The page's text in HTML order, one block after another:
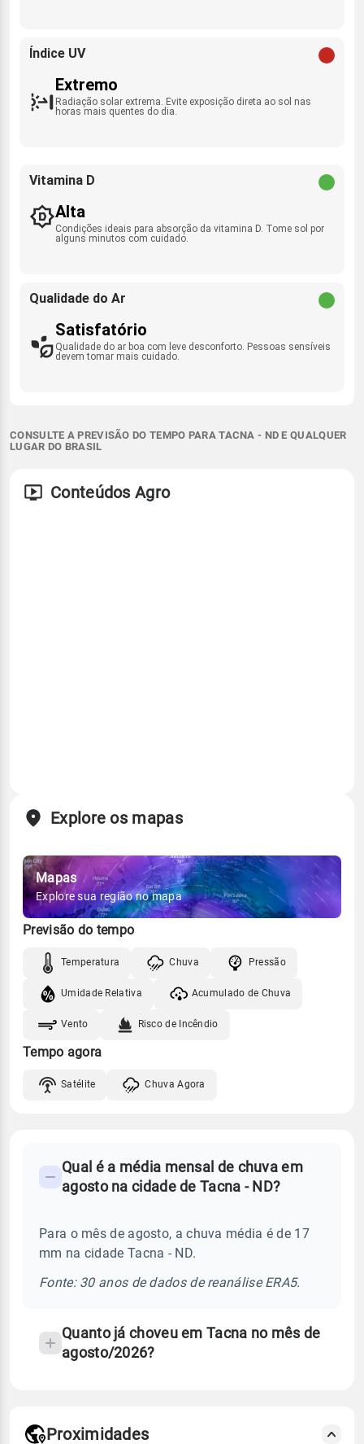
Índice UV
Extremo
Radiação solar extrema. Evite exposição direta ao sol nas
horas mais quentes do dia.
Vitamina D
Alta
Condições ideais para absorção da vitamina D. Tome sol por
alguns minutos com cuidado.
Qualidade do Ar
Satisfatório
Qualidade do ar boa com leve desconforto. Pessoas sensíveis
devem tomar mais cuidado.
CONSULTE A PREVISÃO DO TEMPO PARA TACNA - ND E QUALQUER
LUGAR DO BRASIL
Conteúdos Agro
Explore os mapas
Mapas
Explore sua região no mapa
Previsão do tempo
Temperatura Chuva Pressão
Umidade Relativa Acumulado de Chuva
Vento Risco de Incêndio
Tempo agora
Satélite Chuva Agora
Perguntas
sobre
chuva
Qual é a média mensal de chuva em
agosto na cidade de Tacna - ND?
Para o mês de agosto, a chuva média é de 17
mm na cidade Tacna - ND.
Fonte: 30 anos de dados de reanálise ERA5.
Quanto já choveu em Tacna no mês de
agosto/2026?
Proximidades